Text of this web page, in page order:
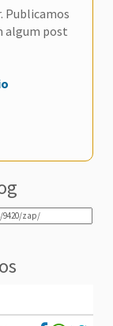
Publicamos
algum post